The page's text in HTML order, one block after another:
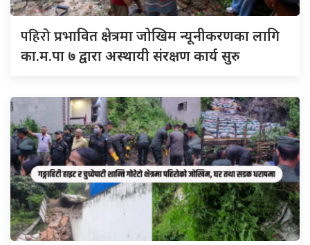
पहिरोप्रभावित क्षेत्रमा जोखिम न्यूनीकरणका लागि
का.म.पा ७ द्वारा अस्थायी संरक्षण कार्य सुरु